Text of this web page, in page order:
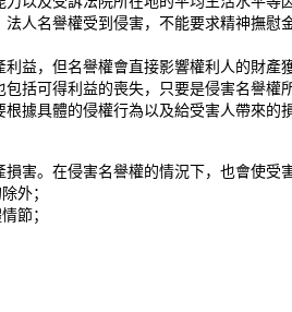
法人名譽權受到侵害，不能要求精神撫慰
益，但名譽權會直接影響權利人的財
括可得利益的喪失，只要是侵害名譽
據具體的侵權行為以及給受害人帶來
害。在侵害名譽權的情況下，也會使
外；
節；